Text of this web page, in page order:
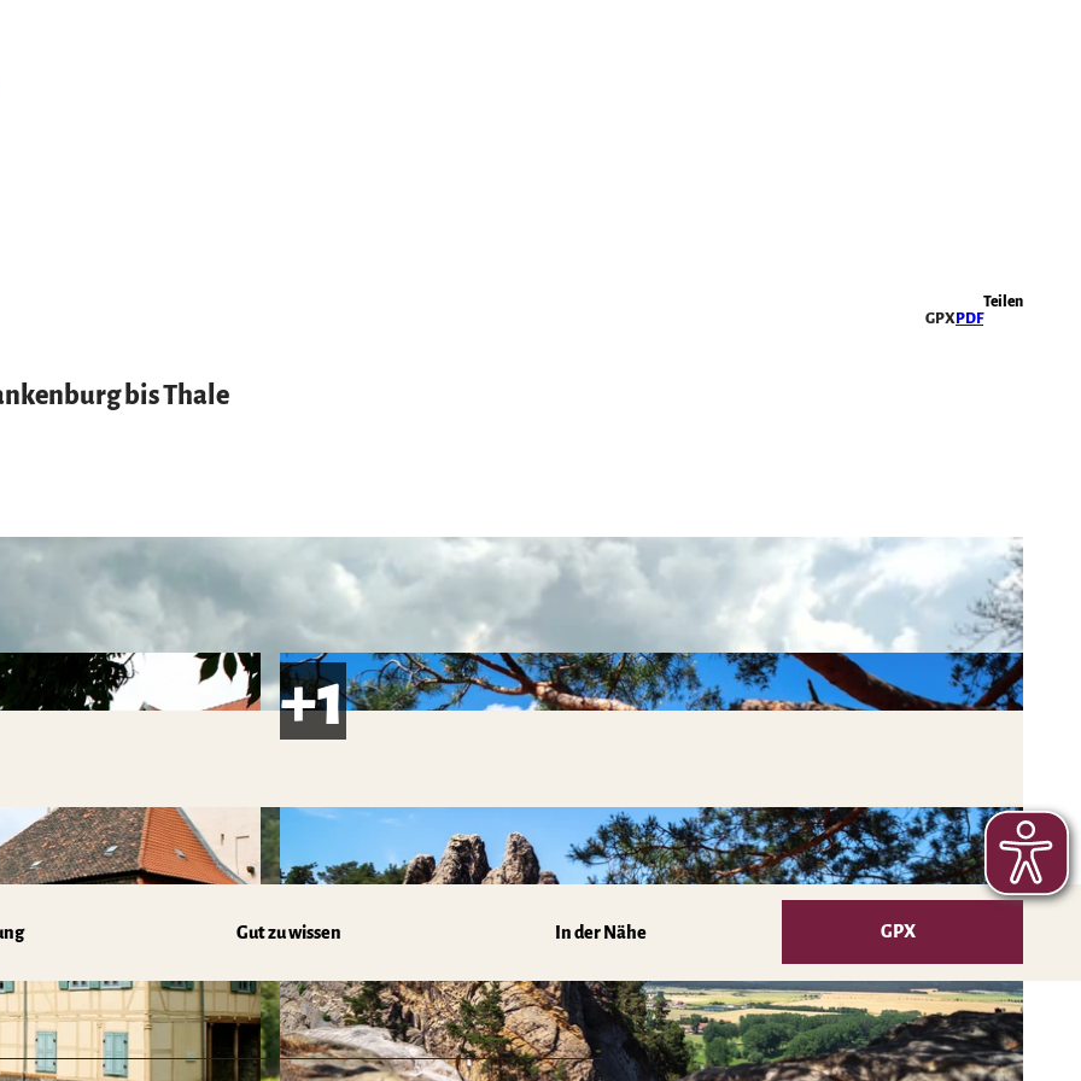
GPX PDF
Teilen
bis Thale
Gut zu wissen In der Nähe GPX